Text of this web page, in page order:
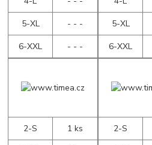
5-XL
- - -
6-XXL
- - -
5-XL
6-XXL
2-S
1 ks
2-S